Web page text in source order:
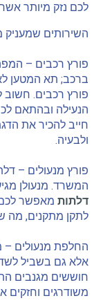
לכם נזק מיותר
השירותים שמעניק מנעולן
פורץ רכבים –
ברכב; תא המטען
פורץ רכבים. חשוב
הנעילה ובהתאם
חייב להכיר את
ולבעיה.
פורץ מנעולים –
המשרד. מנעולן
דלתותמאפשר לכם
לתקן מתקנים, מה
החלפת מנעולים –
אלא גם בשביל
חוששים מגנבים
משודרגים וחזקים